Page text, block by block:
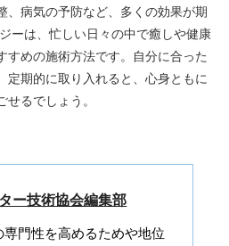
、病気の予防など、多くの効果が期
ーは、忙しい日々の中で癒しや健康
すめの施術方法です。自分に合った
定期的に取り入れると、心身ともに
るでしょう。
ー技術協会編集部
門性を高めるためや地位